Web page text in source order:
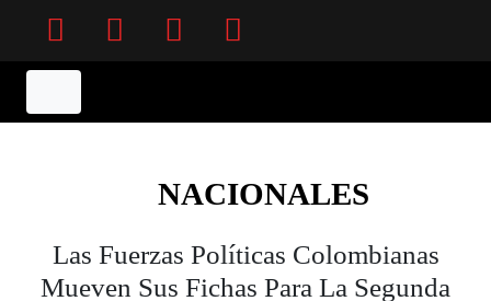
NACIONALES
Las Fuerzas Políticas Colombianas
Mueven Sus Fichas Para La Segunda